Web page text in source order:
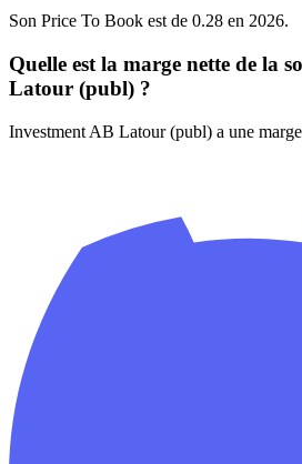
Son Price To Book est de 0.28 en 2026.
Quelle est la marge nette de la
Latour (publ) ?
Investment AB Latour (publ) a une